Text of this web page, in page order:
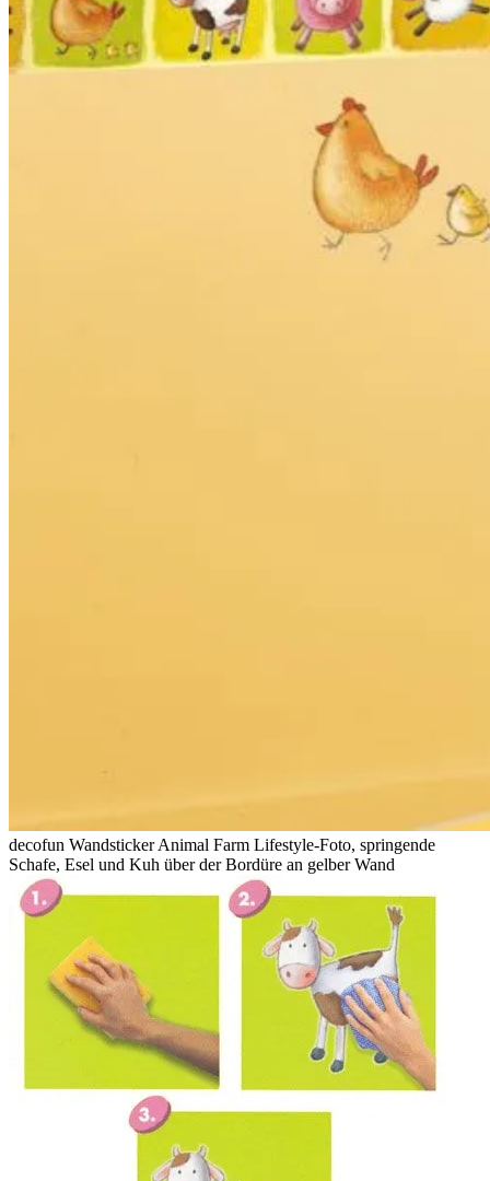
decofun Wandsticker Animal Farm Lifestyle-Foto, springende
Schafe, Esel und Kuh über der Bordüre an gelber Wand